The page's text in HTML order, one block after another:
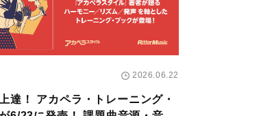
2026.06.22
達！ アカペラ・トレーニング・